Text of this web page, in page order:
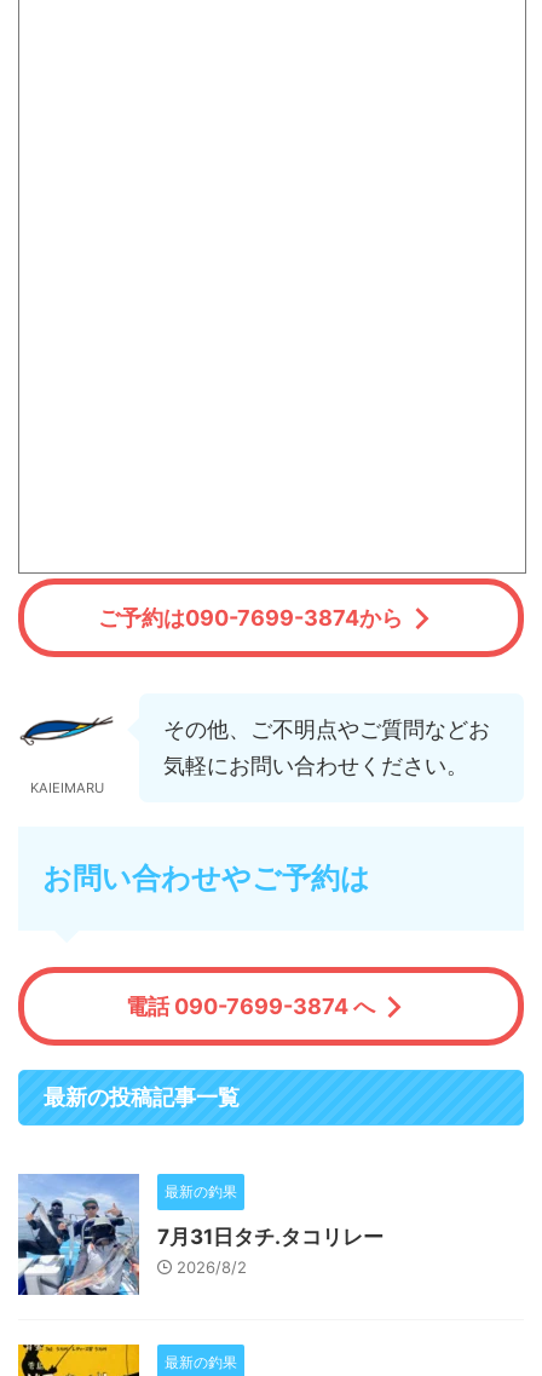
ご予約は090-7699-3874から
KAIEIMARU
その他、ご不明点やご質問などお
気軽にお問い合わせください。
お問い合わせやご予約は
電話 090-7699-3874 へ
最新の投稿記事一覧
最新の釣果
7月31日タチ.タコリレー
2026/8/2
最新の釣果